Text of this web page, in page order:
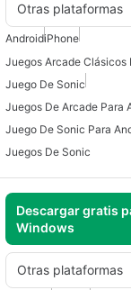
Otras plataformas
AndroidiPhone
Juegos Arcade Clásicos
Juego De Sonic
Juegos De Arcade Para
Juego De Sonic Para
Juegos De Sonic
Descargar gratis
Windows
Otras plataformas